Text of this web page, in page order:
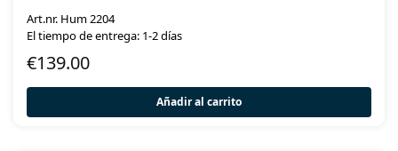
Art.nr. Hum 2204
El tiempo de entrega: 1-2 días
€139.00
Añadir al carrito